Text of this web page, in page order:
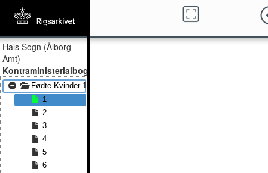
Hals Sogn (Ålborg
Amt)
Kontraministerialbog
Fødte Kvinder 1845 - Fødte Kvinder 1855
1
2
3
4
5
6